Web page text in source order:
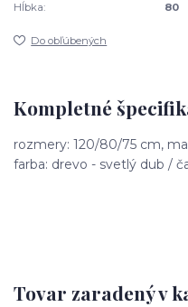
Hĺbka:
80
Do obľúbených
Kompletné
rozmery: 120/80/75 cm,
farba: drevo - svetlý dub /
Tovar zaradený v